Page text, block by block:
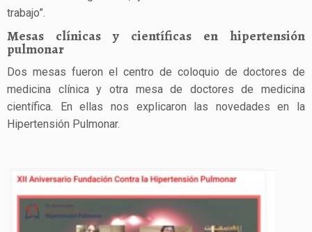
trabajo”.
Mesas clínicas y científicas en hipertensión
pulmonar
Dos mesas fueron el centro de coloquio de doctores de
medicina clínica y otra mesa de doctores de medicina
científica. En ellas nos explicaron las novedades en la
Hipertensión Pulmonar.